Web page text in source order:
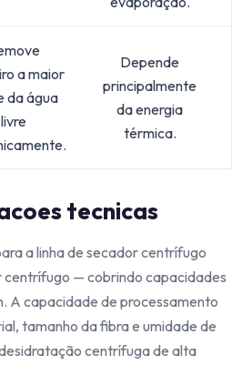
a maior
da água
livre
Depende
principalmente
da energia
térmica.
tecnicas
a linha de secador centrífugo
centrífugo — cobrindo capacidades
capacidade de processamento
tamanho da fibra e umidade de
centrífuga de alta